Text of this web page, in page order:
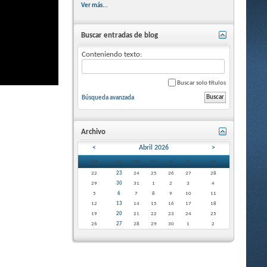
Ver más...
Buscar entradas de blog
Conteniendo texto:
Buscar solo títulos
Búsqueda avanzada
Archivo
< Abril 2026 >
Do Lu Ma Mi Ju Vi Sá
22 23 24 25 26 27
28
29
30 31 1 2 3
4
5
6 7 8 9 10
11
12
13 14 15 16 17
18
19
20 21 22 23 24
25
26
27 28 29 30 1 2